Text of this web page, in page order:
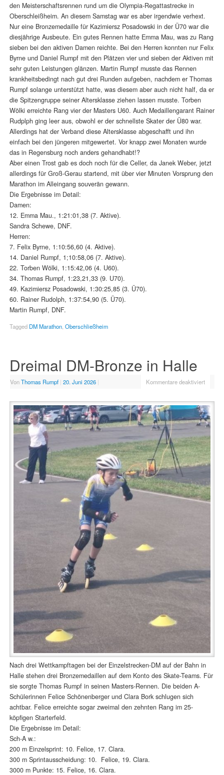
den Meisterschaftsrennen rund um die Olympia-Regattastrecke in
Oberschleißheim. An diesem Samstag war es aber irgendwie verhext.
Nur eine Bronzemedaille für Kazimiersz Posadowski in der Ü70 war die
diesjährige Ausbeute. Ein gutes Rennen hatte Emma Mau, was zu Rang
sieben bei den aktiven Damen reichte. Bei den Herren konnten nur Felix
Byrne und Daniel Rumpf mit den Plätzen vier und sieben der Aktiven mit
sehr guten Leistungen glänzen. Martin Rumpf musste das Rennen
krankheitsbedingt nach gut drei Runden aufgeben, nachdem er Thomas
Rumpf solange unterstützt hatte, was diesem aber auch nicht half, da er
die Spitzengruppe seiner Altersklasse ziehen lassen musste. Torben
Wölki erreichte Rang vier der Masters U60. Auch Medaillengarant Rainer
Rudplph ging leer aus, obwohl er der schnellste Skater der Ü80 war.
Allerdings hat der Verband diese Altersklasse abgeschafft und ihn
einfach bei den jüngeren mitgewertet. Vor knapp zwei Monaten wurde
das in Regensburg noch anders gehandhabt!?
Aber einen Trost gab es doch noch für die Celler, da Janek Weber, jetzt
allerdings für Groß-Gerau startend, mit über vier Minuten Vorsprung den
Marathon im Alleingang souverän gewann.
Die Ergebnisse im Detail:
Damen:
12. Emma Mau., 1:21:01,38 (7. Aktive).
Sandra Schewe, DNF.
Herren:
7. Felix Byrne, 1:10:56,60 (4. Aktive).
14. Daniel Rumpf, 1;10:58,06 (7. Aktive).
22. Torben Wölki, 1:15:42,06 (4. U60).
34. Thomas Rumpf, 1:23,21,33 (9. U70).
49. Kazimiersz Posadowski, 1:30:25,85 (3. Ü70).
60. Rainer Rudolph, 1:37:54,90 (5. Ü70).
Martin Rumpf, DNF.
Tagged DM Marathon, Oberschließheim
Dreimal DM-Bronze in Halle
VonThomas Rumpf | 20. Juni 2026 | Kommentare deaktiviert
Nach drei Wettkampftagen bei der Einzelstrecken-DM auf der Bahn in
Halle stehen drei Bronzemedaillen auf dem Konto des Skate-Teams. Für
sie sorgte Thomas Rumpf in seinen Masters-Rennen. Die beiden A-
Schülerinnen Felice Schönenberger und Clara Bork schlugen sich
achtbar. Felice erreichte sogar zweimal den zehnten Rang im 25-
köpfigen Starterfeld.
Die Ergebnisse im Detail:
Sch-A w.:
200 m Einzelsprint: 10. Felice, 17. Clara.
300 m Sprintausscheidung: 10. Felice, 19. Clara.
3000 m Punkte: 15. Felice, 16. Clara.